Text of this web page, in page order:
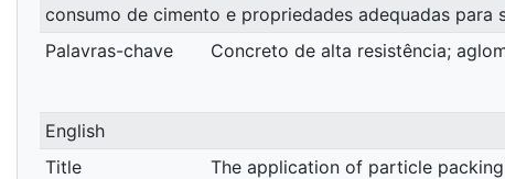
consumo de cimento e propriedades adequadas para
Palavras-chave
Concreto de alta resistência;
English
Title
The application of particle